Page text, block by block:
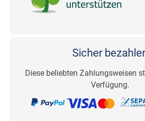
Sicher
Diese beliebten Zahlungsweisen
Verfügung.